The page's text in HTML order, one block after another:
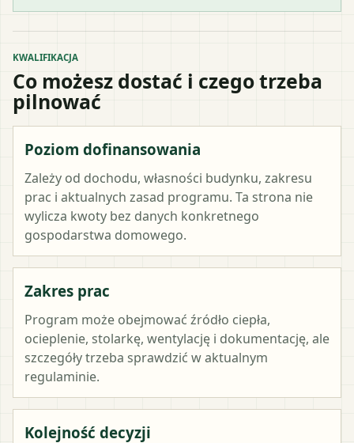
KWALIFIKACJA
Co możesz dostać i czego trzeba
pilnować
Poziom dofinansowania
Zależy od dochodu, własności budynku, zakresu
prac i aktualnych zasad programu. Ta strona nie
wylicza kwoty bez danych konkretnego
gospodarstwa domowego.
Zakres prac
Program może obejmować źródło ciepła,
ocieplenie, stolarkę, wentylację i dokumentację, ale
szczegóły trzeba sprawdzić w aktualnym
regulaminie.
Kolejność decyzji